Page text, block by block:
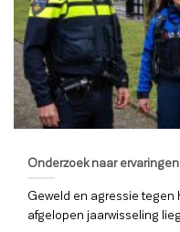
Onderzoek naar
Geweld en agressie tegen
afgelopen jaarwisseling